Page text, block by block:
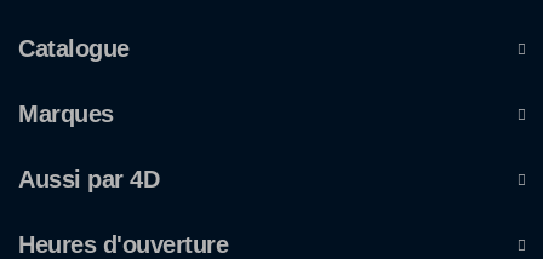
Catalogue
Marques
Aussi par 4D
Heures d'ouverture